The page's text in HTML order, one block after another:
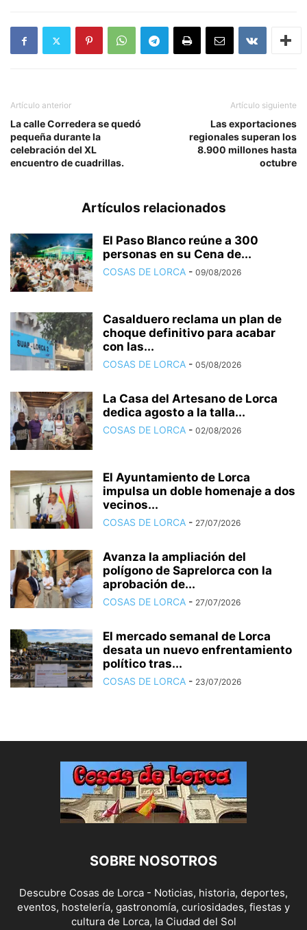
Artículo anterior
La calle Corredera se quedó
pequeña durante la
celebración del XL
encuentro de cuadrillas.
Artículo siguiente
Las exportaciones
regionales superan los
8.900 millones hasta
octubre
Artículos relacionados
El Paso Blanco reúne a 300
personas en su Cena de...
COSAS DE LORCA - 09/08/2026
Casalduero reclama un plan de
choque definitivo para acabar
con las...
COSAS DE LORCA - 05/08/2026
La Casa del Artesano de Lorca
dedica agosto a la talla...
COSAS DE LORCA - 02/08/2026
El Ayuntamiento de Lorca
impulsa un doble homenaje a dos
vecinos...
COSAS DE LORCA - 27/07/2026
Avanza la ampliación del
polígono de Saprelorca con la
aprobación de...
COSAS DE LORCA - 27/07/2026
El mercado semanal de Lorca
desata un nuevo enfrentamiento
político tras...
COSAS DE LORCA - 23/07/2026
SOBRE NOSOTROS
Descubre Cosas de Lorca - Noticias, historia, deportes,
eventos, hostelería, gastronomía, curiosidades, fiestas y
cultura de Lorca, la Ciudad del Sol